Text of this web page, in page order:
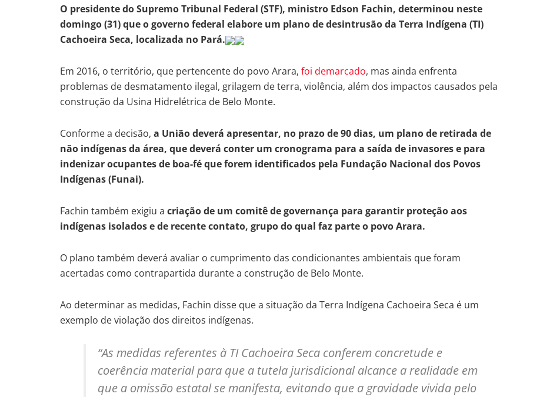
O presidente do Supremo Tribunal Federal (STF), ministro Edson Fachin, determinou neste
domingo (31) que o governo federal elabore um plano de desintrusão da Terra Indígena (TI)
Cachoeira Seca, localizada no Pará.
Em 2016, o território, que pertencente do povo Arara, foi demarcado, mas ainda enfrenta
problemas de desmatamento ilegal, grilagem de terra, violência, além dos impactos causados pela
construção da Usina Hidrelétrica de Belo Monte.
Conforme a decisão, a União deverá apresentar, no prazo de 90 dias, um plano de retirada de
não indígenas da área, que deverá conter um cronograma para a saída de invasores e para
indenizar ocupantes de boa-fé que forem identificados pela Fundação Nacional dos Povos
Indígenas (Funai).
Fachin também exigiu a criação de um comitê de governança para garantir proteção aos
indígenas isolados e de recente contato, grupo do qual faz parte o povo Arara.
O plano também deverá avaliar o cumprimento das condicionantes ambientais que foram
acertadas como contrapartida durante a construção de Belo Monte.
Ao determinar as medidas, Fachin disse que a situação da Terra Indígena Cachoeira Seca é um
exemplo de violação dos direitos indígenas.
“As medidas referentes à TI Cachoeira Seca conferem concretude e
coerência material para que a tutela jurisdicional alcance a realidade em
que a omissão estatal se manifesta, evitando que a gravidade vivida pelo